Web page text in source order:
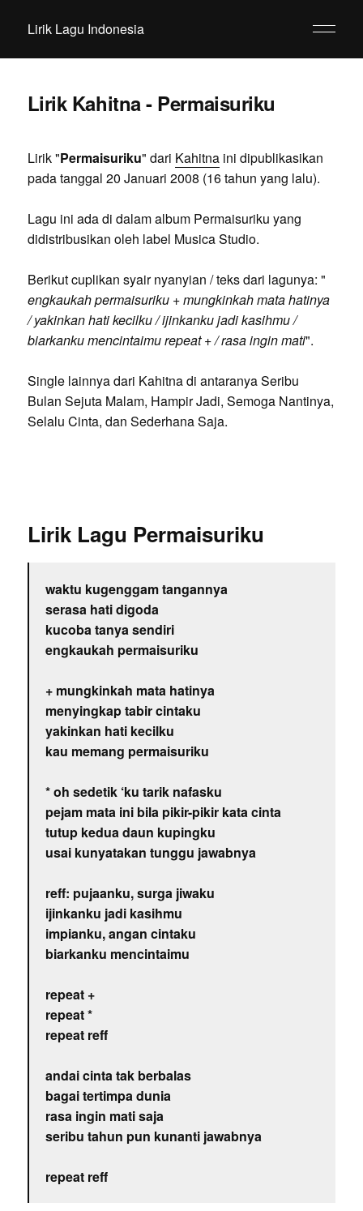
Lirik Lagu Indonesia
Lirik Kahitna - Permaisuriku
Lirik "Permaisuriku" dari Kahitnaini dipublikasikan
pada tanggal 20 Januari 2008 (16 tahun yang lalu).
Lagu ini ada di dalam album Permaisuriku yang
didistribusikan oleh label Musica Studio.
Berikut cuplikan syair nyanyian / teks dari lagunya: "
engkaukah permaisuriku + mungkinkah mata hatinya
/ yakinkan hati kecilku / ijinkanku jadi kasihmu /
biarkanku mencintaimu repeat + / rasa ingin mati".
Single lainnya dari Kahitna di antaranya Seribu
Bulan Sejuta Malam, Hampir Jadi, Semoga Nantinya,
Selalu Cinta, dan Sederhana Saja.
Lirik Lagu Permaisuriku
waktu kugenggam tangannya
serasa hati digoda
kucoba tanya sendiri
engkaukah permaisuriku
+ mungkinkah mata hatinya
menyingkap tabir cintaku
yakinkan hati kecilku
kau memang permaisuriku
* oh sedetik ‘ku tarik nafasku
pejam mata ini bila pikir-pikir kata cinta
tutup kedua daun kupingku
usai kunyatakan tunggu jawabnya
reff: pujaanku, surga jiwaku
ijinkanku jadi kasihmu
impianku, angan cintaku
biarkanku mencintaimu
repeat +
repeat *
repeat reff
andai cinta tak berbalas
bagai tertimpa dunia
rasa ingin mati saja
seribu tahun pun kunanti jawabnya
repeat reff